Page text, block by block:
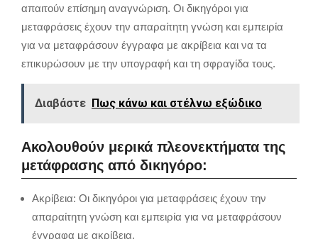
απαιτούν επίσημη αναγνώριση. Οι δικηγόροι για
μεταφράσεις έχουν την απαραίτητη γνώση και εμπειρία
για να μεταφράσουν έγγραφα με ακρίβεια και να τα
επικυρώσουν με την υπογραφή και τη σφραγίδα τους.
Διαβάστε Πως κάνω και στέλνω εξώδικο
Ακολουθούν μερικά πλεονεκτήματα της
μετάφρασης από δικηγόρο:
Ακρίβεια: Οι δικηγόροι για μεταφράσεις έχουν την
απαραίτητη γνώση και εμπειρία για να μεταφράσουν
έγγραφα με ακρίβεια.